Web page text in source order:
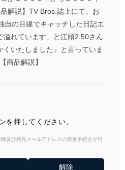
解説】TV Bros.誌上にて、お
自の目線でキャッチした日記エ
溢れています」と江頭2:50さん
いたしました』と言っていま
商品解説】
押してください。
及び宛先メールアドレスの変更手続きが可